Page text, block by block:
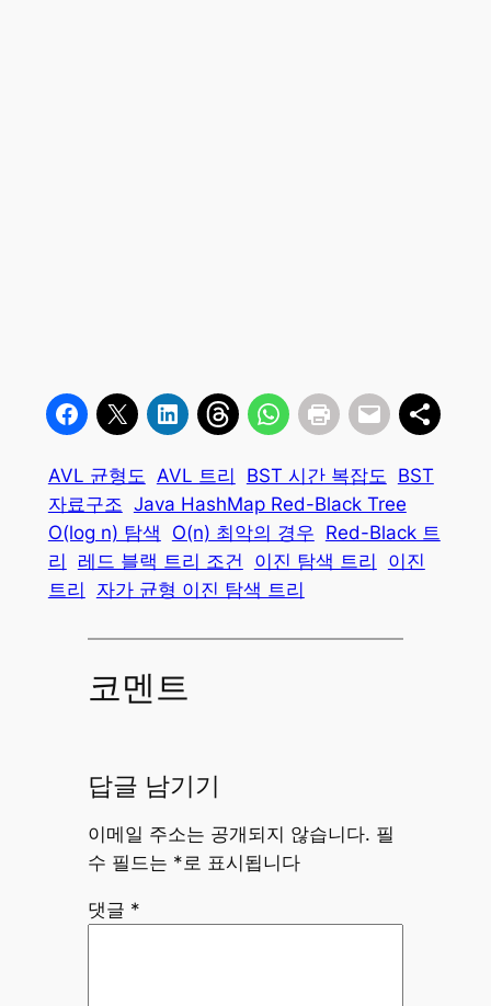
AVL 균형도 AVL 트리 BST 시간 복잡도 BST
자료구조 Java HashMap Red-Black Tree
O(log n) 탐색
O(n) 최악의 경우 Red-Black 트
리
레드 블랙 트리 조건 이진 탐색 트리
이진
트리
자가 균형 이진 탐색 트리
코멘트
답글 남기기
이메일 주소는 공개되지 않습니다. 필
수 필드는 *로 표시됩니다
댓글 *